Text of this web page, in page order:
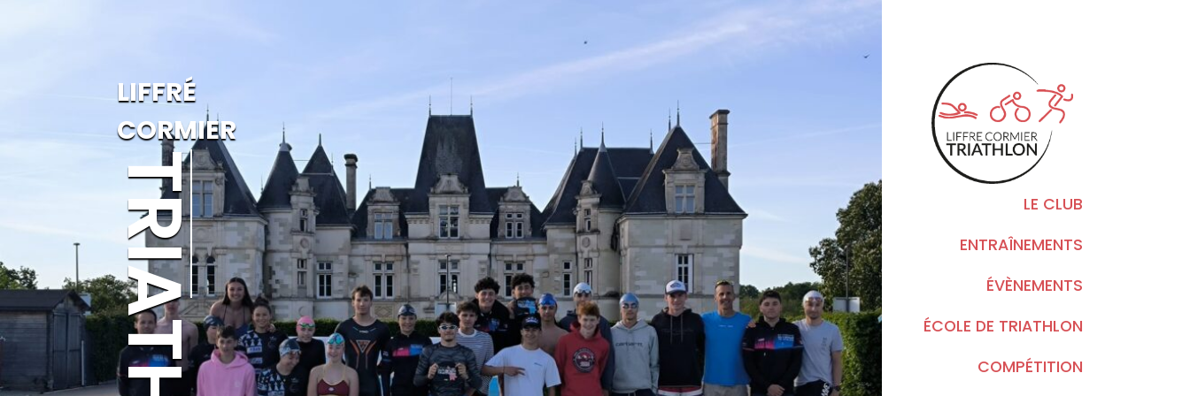
LE CLUB
ENTRAÎNEMENTS
ÉVÈNEMENTS
ÉCOLE DE TRIATHLON
COMPÉTITION
LIFFRÉ
CORMIER